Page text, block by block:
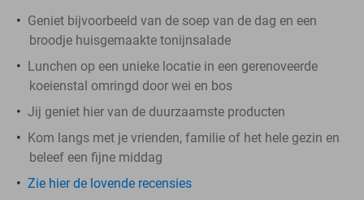
Geniet bijvoorbeeld van de soep van de dag en een
broodje huisgemaakte tonijnsalade
Lunchen op een unieke locatie in een gerenoveerde
koeienstal omringd door wei en bos
Jij geniet hier van de duurzaamste producten
Kom langs met je vrienden, familie of het hele gezin en
beleef een fijne middag
Zie hier de lovende recensies